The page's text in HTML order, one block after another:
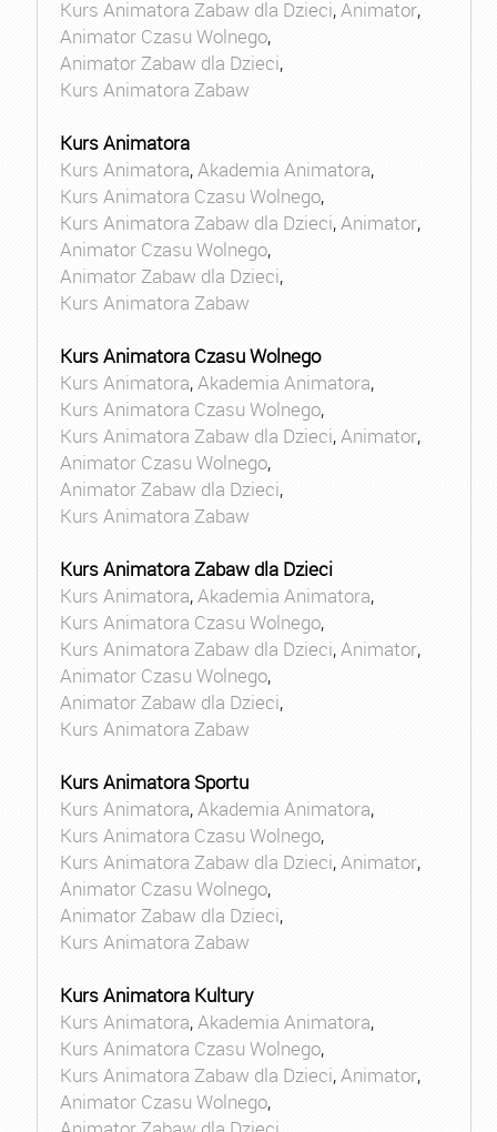
Kurs Animatora Zabaw dla Dzieci,Animator,
Animator Czasu Wolnego,
Animator Zabaw dla Dzieci,
Kurs Animatora Zabaw
Kurs Animatora
Kurs Animatora,Akademia Animatora,
Kurs Animatora Czasu Wolnego,
Kurs Animatora Zabaw dla Dzieci,Animator,
Animator Czasu Wolnego,
Animator Zabaw dla Dzieci,
Kurs Animatora Zabaw
Kurs Animatora Czasu Wolnego
Kurs Animatora,Akademia Animatora,
Kurs Animatora Czasu Wolnego,
Kurs Animatora Zabaw dla Dzieci,Animator,
Animator Czasu Wolnego,
Animator Zabaw dla Dzieci,
Kurs Animatora Zabaw
Kurs Animatora Zabaw dla Dzieci
Kurs Animatora,Akademia Animatora,
Kurs Animatora Czasu Wolnego,
Kurs Animatora Zabaw dla Dzieci,Animator,
Animator Czasu Wolnego,
Animator Zabaw dla Dzieci,
Kurs Animatora Zabaw
Kurs Animatora Sportu
Kurs Animatora,Akademia Animatora,
Kurs Animatora Czasu Wolnego,
Kurs Animatora Zabaw dla Dzieci,Animator,
Animator Czasu Wolnego,
Animator Zabaw dla Dzieci,
Kurs Animatora Zabaw
Kurs Animatora Kultury
Kurs Animatora,Akademia Animatora,
Kurs Animatora Czasu Wolnego,
Kurs Animatora Zabaw dla Dzieci,Animator,
Animator Czasu Wolnego,